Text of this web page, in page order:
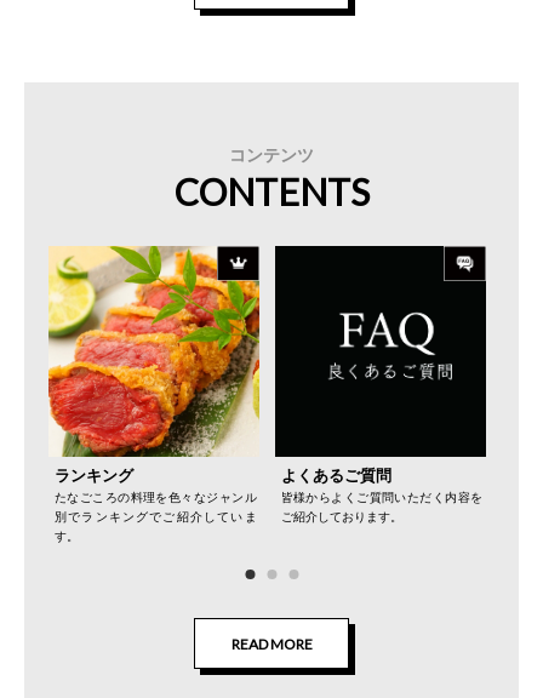
コンテンツ
CONTENTS
ランキング
たなごころの料理を色々なジャンル
別でランキングでご紹介していま
す。
よくあるご質問
皆様からよくご質問いただく内容を
ご紹介しております。
READ MORE